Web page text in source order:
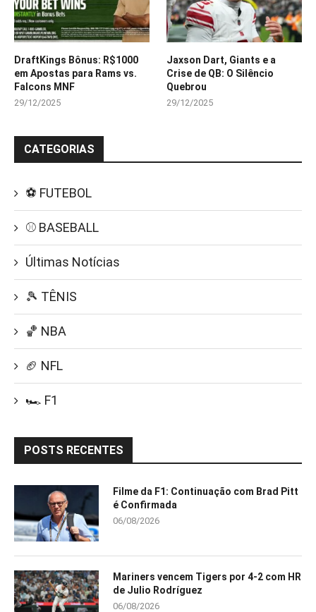
DraftKings Bônus: R$1000
em Apostas para Rams vs.
Falcons MNF
29/12/2025
Jaxson Dart, Giants e a
Crise de QB: O Silêncio
Quebrou
29/12/2025
CATEGORIAS
⚽ FUTEBOL
⚾ BASEBALL
Últimas Notícias
🎾 TÊNIS
🏀 NBA
🏈 NFL
🏎️ F1
POSTS RECENTES
Filme da F1: Continuação com Brad Pitt
é Confirmada
06/08/2026
Mariners vencem Tigers por 4-2 com HR
de Julio Rodríguez
06/08/2026